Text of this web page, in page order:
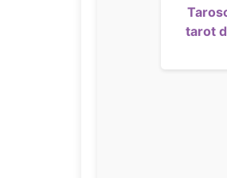
tarot